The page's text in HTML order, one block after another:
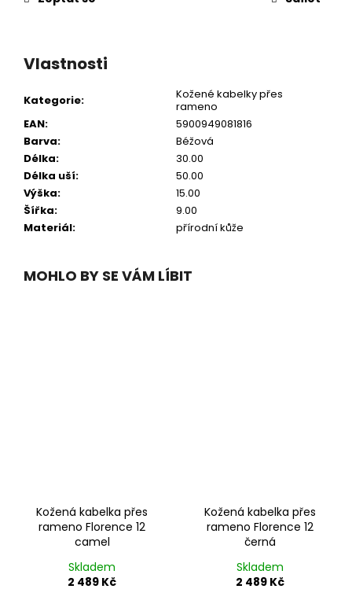
Vlastnosti
Kategorie:
Kožené kabelky přes
rameno
EAN:
5900949081816
Barva:
Béžová
Délka:
30.00
Délka uší:
50.00
Výška:
15.00
Šířka:
9.00
Materiál: přírodní kůže
MOHLO BY SE VÁM LÍBIT
Kožená kabelka přes
rameno Florence 12
camel
Skladem
2 489 Kč
Kožená kabelka přes
rameno Florence 12
černá
Skladem
2 489 Kč